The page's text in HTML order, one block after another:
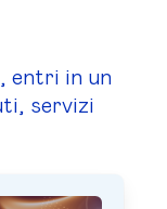
entri in un
servizi